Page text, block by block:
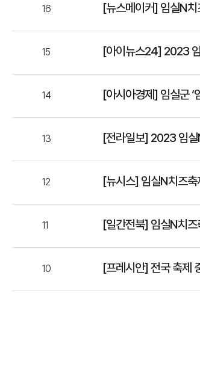
16 [뉴스메이커] 임실N
15 [아이뉴스24] 2023
14 [아시아경제] 임실군 ‘
13 [전라일보] 2023 임실
12 [뉴시스] 임실N치즈
11 [일간전북] 임실N치즈
10 [프레시안] 전국 축제